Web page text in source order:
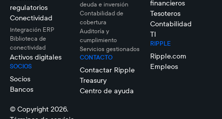
regulatorios
Conectividad
Integración ERP
Biblioteca de
conectividad
Activos digitales
SOCIOS
Socios
Bancos
deuda e inversión
Contabilidad de
cobertura
Auditoría y
cumplimiento
Servicios gestionados
CONTACTO
Contactar Ripple
Treasury
Centro de ayuda
financieros
Tesoteros
Contabilidad
TI
RIPPLE
Ripple.com
Empleos
© Copyright 2026.